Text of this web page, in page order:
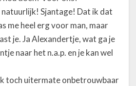
natuurlijk! Sjantage! Dat ik dat
me heel erg voor man, maar
je. Ja Alexandertje, wat ga je
naar het n.a.p. en je kan wel
toch uitermate onbetrouwbaar